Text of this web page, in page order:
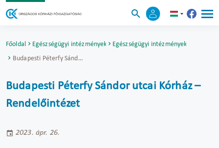
Főoldal Egészségügyi intézmények
Egészségügyi intézmények
Budapesti Péterfy Sándor utcai Kórház – Rendelőintézet
Budapesti Péterfy Sándor utcai Kórház –
Rendelőintézet
2023. ápr. 26.